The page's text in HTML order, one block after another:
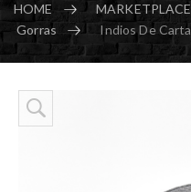
HOME MARKETPLACE
Gorras
Indios De
Skip to content